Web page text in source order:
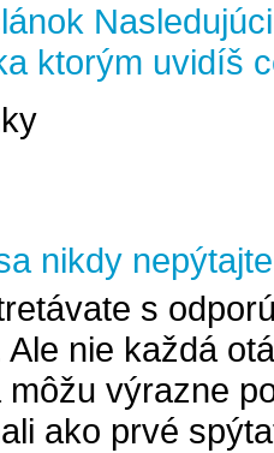
ktorým uvidíš
nikdy
s
nie každá
výrazne
ako prvé